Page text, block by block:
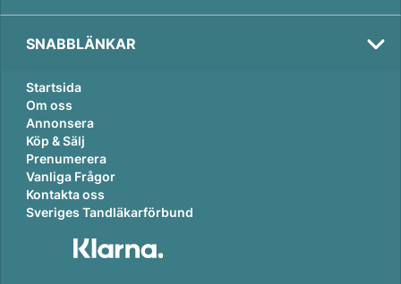
SNABBLÄNKAR
Startsida
Om oss
Annonsera
Köp & Sälj
Prenumerera
Vanliga Frågor
Kontakta oss
Sveriges Tandläkarförbund